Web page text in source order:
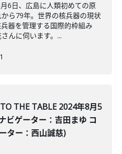
6日、広島に人類初めての原
ら79年。世界の核兵器の現状
器を管理する国際的枠組み
んに伺います。...
THE TABLE 2024年8月5
ビゲーター：吉田まゆ コ
ター：西山誠慈)